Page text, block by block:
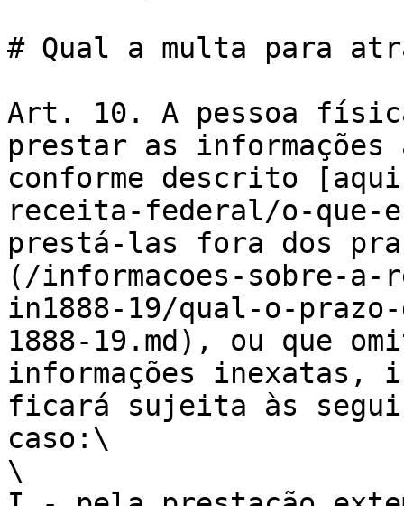
# Qual a multa para
Art. 10. A pessoa
prestar as
conforme descrito
receita-federal/o-que-
prestá-las fora dos
(/informacoes-sobre-
in1888-19/qual-o-
1888-19.md), ou que
informações inexatas,
ficará sujeita às
caso:\
\